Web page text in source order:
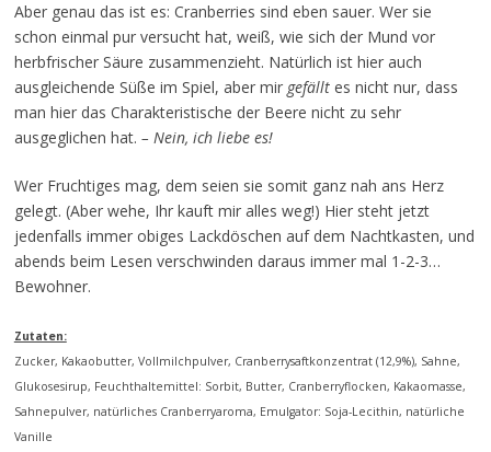
Aber genau das ist es: Cranberries sind eben sauer. Wer sie
schon einmal pur versucht hat, weiß, wie sich der Mund vor
herbfrischer Säure zusammenzieht. Natürlich ist hier auch
ausgleichende Süße im Spiel, aber mir gefälltes nicht nur, dass
man hier das Charakteristische der Beere nicht zu sehr
ausgeglichen hat. – Nein, ich liebe es!
Wer Fruchtiges mag, dem seien sie somit ganz nah ans Herz
gelegt. (Aber wehe, Ihr kauft mir alles weg!) Hier steht jetzt
jedenfalls immer obiges Lackdöschen auf dem Nachtkasten, und
abends beim Lesen verschwinden daraus immer mal 1-2-3…
Bewohner.
Zutaten:
Zucker, Kakaobutter, Vollmilchpulver, Cranberrysaftkonzentrat (12,9%), Sahne,
Glukosesirup, Feuchthaltemittel: Sorbit, Butter, Cranberryflocken, Kakaomasse,
Sahnepulver, natürliches Cranberryaroma, Emulgator: Soja-Lecithin, natürliche
Vanille